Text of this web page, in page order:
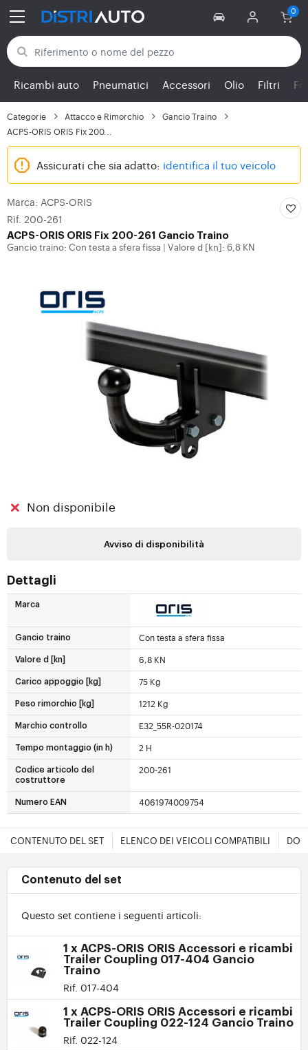
Torna alle categorie
Ricambi auto Pneumatici Accessori Olio Filtri
Categorie Attacco e Rimorchio
Gancio Traino
ACPS-ORIS ORIS Fix 200...
Assicurati che sia adatto: identifica il tuo veicolo
Marca: ACPS-ORIS
Rif. 200-261
ACPS-ORIS ORIS Fix 200-261 Gancio Traino
Gancio traino: Con testa a sfera fissa Valore d [kn]: 6,8 KN
Non disponibile
Avviso di disponibilità
Dettagli
Marca
Gancio traino Con testa a sfera fissa
Valore d [kn] 6,8 KN
Carico appoggio [kg] 75 Kg
Peso rimorchio [kg] 1212 Kg
Marchio controllo E32_55R-020174
Tempo montaggio (in h) 2 H
Codice articolo del
costruttore
200-261
Numero EAN 4061974009754
CONTENUTO DEL SET ELENCO DEI VEICOLI COMPATIBILI
Contenuto del set
Questo set contiene i seguenti articoli:
1 x ACPS-ORIS ORIS Accessori e ricambi
Trailer Coupling 017-404 Gancio
Traino
Rif. 017-404
1 x ACPS-ORIS ORIS Accessori e ricambi
Trailer Coupling 022-124 Gancio Traino
Rif. 022-124